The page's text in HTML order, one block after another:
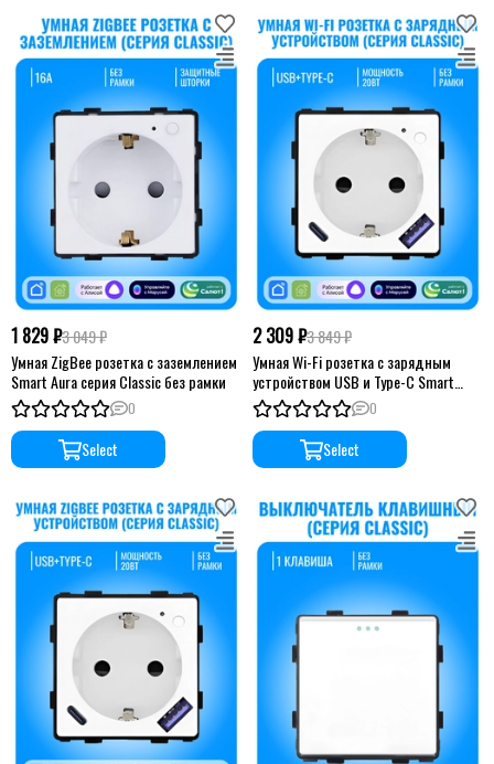
1 829 ₽3 049 ₽
Умная ZigBee розетка с заземлением
Smart Aura серия Classic без рамки
0
Select
2 309 ₽3 849 ₽
Умная Wi-Fi розетка с зарядным
устройством USB и Type-C Smart
Aura серия Classic без рамки
0
Select